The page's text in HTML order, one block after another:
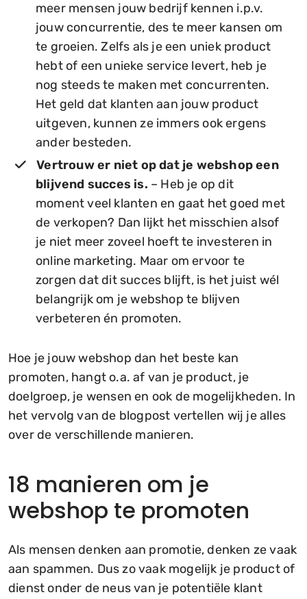
meer mensen jouw bedrijf kennen i.p.v.
jouw concurrentie, des te meer kansen om
te groeien. Zelfs als je een uniek product
hebt of een unieke service levert, heb je
nog steeds te maken met concurrenten.
Het geld dat klanten aan jouw product
uitgeven, kunnen ze immers ook ergens
ander besteden.
Vertrouw er niet op dat je webshop een
blijvend succes is. – Heb je op dit
moment veel klanten en gaat het goed met
de verkopen? Dan lijkt het misschien alsof
je niet meer zoveel hoeft te investeren in
online marketing. Maar om ervoor te
zorgen dat dit succes blijft, is het juist wél
belangrijk om je webshop te blijven
verbeteren én promoten.
Hoe je jouw webshop dan het beste kan
promoten, hangt o.a. af van je product, je
doelgroep, je wensen en ook de mogelijkheden. In
het vervolg van de blogpost vertellen wij je alles
over de verschillende manieren.
18 manieren om je
webshop te promoten
Als mensen denken aan promotie, denken ze vaak
aan spammen. Dus zo vaak mogelijk je product of
dienst onder de neus van je potentiële klant